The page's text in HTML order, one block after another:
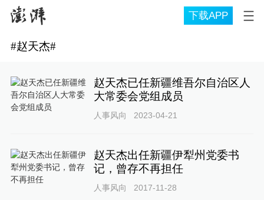
下载APP
#赵天杰#
赵天杰已任新疆维吾尔自治区人
大常委会党组成员
人事风向 2023-04-21
赵天杰出任新疆伊犁州党委书
记，曾存不再担任
人事风向 2017-11-28